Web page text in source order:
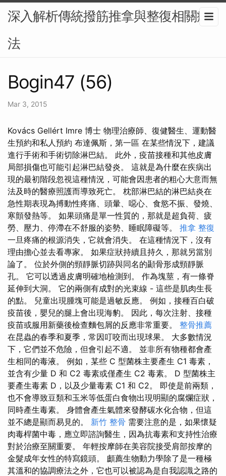
深入解析傳統撥筋推拿與整復相關療
法
Bogin47 (56)
Mar 3, 2015
Kovács Gellért Imre 博士 物理治療師、復健醫生、運動醫
生預約和私人預約 布達佩斯，第一區 在某些情況下，建議
進行手術和手術切除淋巴結。 此外，疫苗接種和其他皮膚
局部損傷也可能引起淋巴結發炎。 這就是為什麼在疾病出
現的最初階段忽視這種情況，可能會因患者的粗心大意而無
法及時的醫療照護而導致死亡。 枕部淋巴結的淋巴結炎在
急性期表現為搏動性疼痛、頭暈、噁心、食慾不振、發燒、
寒顫發熱等。 如果頭痛是單一性質的，那就是超負荷、疲
勞、壓力、停滯在不舒服的姿勢、睡眠障礙等。 推拿 整復
一旦疼痛的根源消失，它就會消失。 在這種情況下，沒有
理由擔心並去看專家。 如果症狀持續且持久，那就另當別
論了。 位於外側的頸靜脈切跡與同名的顳骨形成頸靜脈
孔。 它可以透過皮膚明確地檢測到。 作為塊莖，有一條脊
延伸到大洞。 它的兩側有成對的光束線 - 這些是肌肉生長
的點。 兒童出現腫塊可能是過敏反應。 例如，接種百白破
疫苗後，嬰兒的腿上會出現海豹。 因此，每次注射、接種
疫苗或服用新藥後檢查麵包屑的反應非常重要。 整骨推薦
在昆蟲的春季和夏季，常因叮咬而出現球果。 大多數情況
下，它們並不危險，但會引起不適。 並非所有物種都會產
生相同的毒液。 例如，某些 C 型菌株主要產生 C1 毒素，
並含有少量 D 和 C2 毒素或僅產生 C2 毒素。 D 型菌株主
要產生毒素 D，以及少量毒素 C1 和 C2。 即使是前兩類，
也不會導致豆類和玉米等低蛋白食物出現明顯的腐爛症狀，
同時產生毒素。 身體會產生氣體來發酵碳水化合物，但這
並不總是顯而易見的。 新竹 整骨 需要注意的是，如果懷疑
肉毒桿菌中毒，應立即諮詢醫生，因為抗毒素和支持性治療
對於治療至關重要。 年輕按摩師在美容院接受肩部按摩的
金髮成年女性的特寫鏡頭。 顱薦生物動力學除了是一種極
其溫和的協調療法之外，它也可以被認為是自我認識之路的